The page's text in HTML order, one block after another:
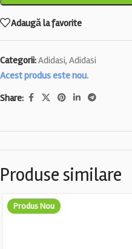
Adaugă la favorite
Categorii:Adidasi, Adidasi
Acest produs este nou.
Share:
Produse similare
Produs Nou